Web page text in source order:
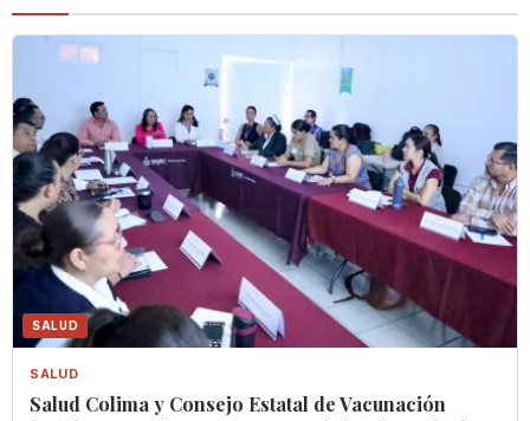
SALUD
SALUD
Salud Colima y Consejo Estatal de Vacunación